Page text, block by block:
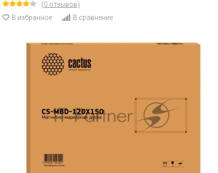
(0 отзывов)
В избранное
В сравнение